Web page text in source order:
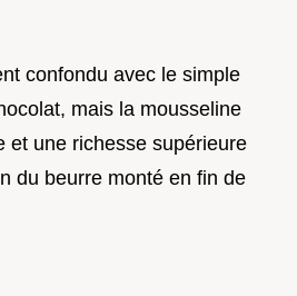
confondu avec le simple
mais la mousseline
et une richesse supérieure
du beurre monté en fin de